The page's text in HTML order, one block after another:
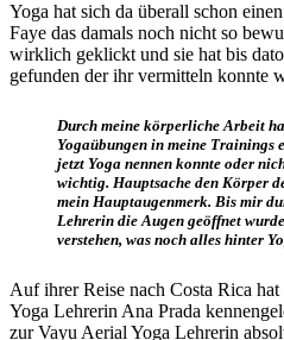
Yoga hat sich da überall schon
Faye das damals noch nicht so
wirklich geklickt und sie hat bis
gefunden der ihr vermitteln konnte
Durch meine körperliche Arbeit
Yogaübungen in meine Trainings
jetzt Yoga nennen konnte oder
wichtig. Hauptsache den Körper
mein Hauptaugenmerk. Bis mir
Lehrerin die Augen geöffnet
verstehen, was noch alles hinter
Auf ihrer Reise nach Costa Rica
Yoga Lehrerin Ana Prada
zur Vayu Aerial Yoga Lehrerin